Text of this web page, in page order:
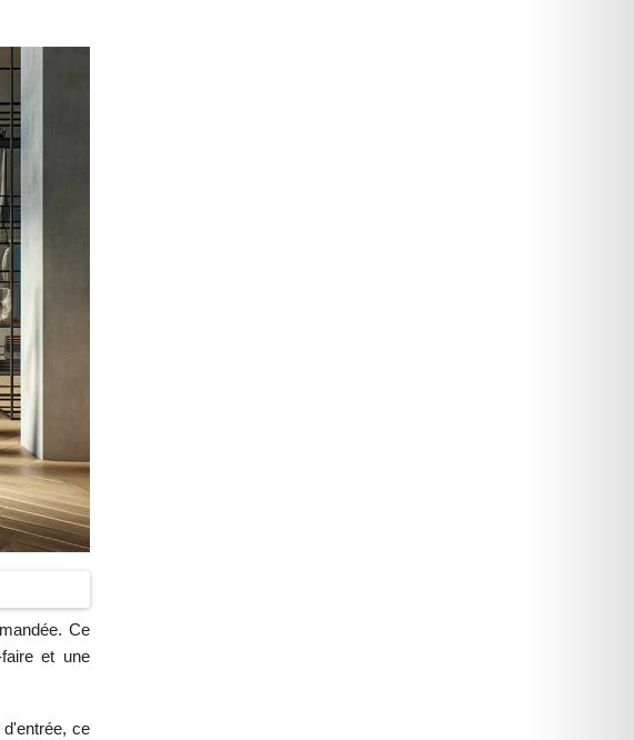
Ce
et une
ce